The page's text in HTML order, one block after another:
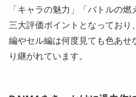
「キャラの魅力」「バトルの
三大評価ポイントとなっており
編やセル編は何度見ても色あせ
り継がれています。